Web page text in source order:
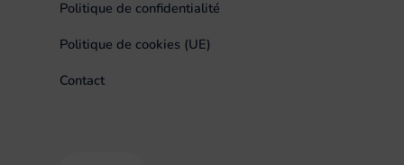
Politique de confidentialité
Politique de cookies (UE)
Contact